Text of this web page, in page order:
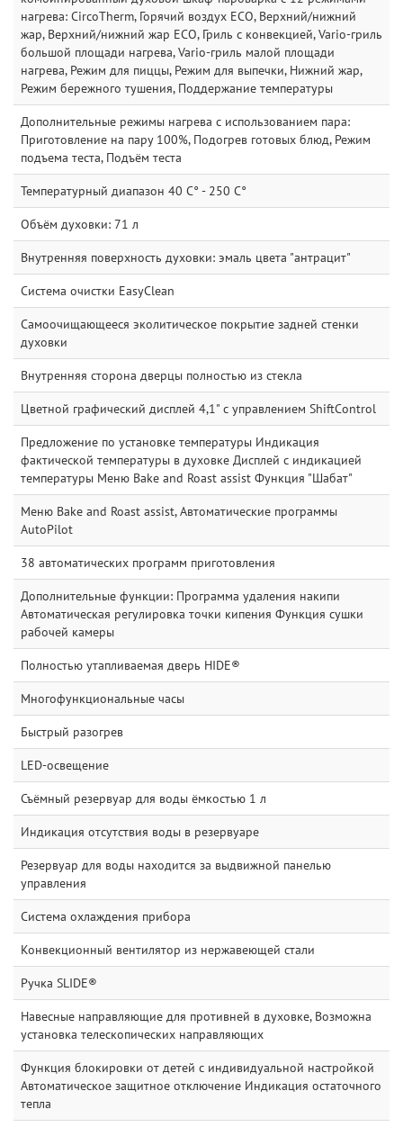
нагрева: CircoTherm, Горячий воздух ECO, Верхний/нижний
жар, Верхний/нижний жар ECO, Гриль с конвекцией, Vario-гриль
большой площади нагрева, Vario-гриль малой площади
нагрева, Режим для пиццы, Режим для выпечки, Нижний жар,
Режим бережного тушения, Поддержание температуры
Дополнительные режимы нагрева с использованием пара:
Приготовление на пару 100%, Подогрев готовых блюд, Режим
подъема теста, Подъём теста
Температурный диапазон 40 C° - 250 C°
Объём духовки: 71 л
Внутренняя поверхность духовки: эмаль цвета "антрацит"
Система очистки EasyClean
Самоочищающееся эколитическое покрытие задней стенки
духовки
Внутренняя сторона дверцы полностью из стекла
Цветной графический дисплей 4,1" с управлением ShiftControl
Предложение по установке температуры Индикация
фактической температуры в духовке Дисплей с индикацией
температуры Меню Bake and Roast assist Функция "Шабат"
Меню Bake and Roast assist, Автоматические программы
AutoPilot
38 автоматических программ приготовления
Дополнительные функции: Программа удаления накипи
Автоматическая регулировка точки кипения Функция сушки
рабочей камеры
Полностью утапливаемая дверь HIDE®
Многофункциональные часы
Быстрый разогрев
LED-освещение
Съёмный резервуар для воды ёмкостью 1 л
Индикация отсутствия воды в резервуаре
Резервуар для воды находится за выдвижной панелью
управления
Система охлаждения прибора
Конвекционный вентилятор из нержавеющей стали
Ручка SLIDE®
Навесные направляющие для противней в духовке, Возможна
установка телескопических направляющих
Функция блокировки от детей с индивидуальной настройкой
Автоматическое защитное отключение Индикация остаточного
тепла